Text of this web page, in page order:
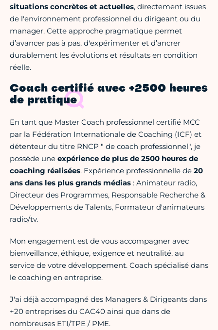
situations concrètes et actuelles, directement issues
de l'environnement professionnel du dirigeant ou du
manager. Cette approche pragmatique permet
d’avancer pas à pas, d'expérimenter et d’ancrer
durablement les évolutions et résultats en condition
réelle.
Coach certifié avec +2500 heures
de pratique
En tant que Master Coach professionnel certifié MCC
par la Fédération Internationale de Coaching (ICF) et
détenteur du titre RNCP " de coach professionnel", je
possède une expérience de plus de 2500 heures de
coaching réalisées. Expérience professionnelle de 20
ans dans les plus grands médias : Animateur radio,
Directeur des Programmes, Responsable Recherche &
Développements de Talents, Formateur d'animateurs
radio/tv.
Mon engagement est de vous accompagner avec
bienveillance, éthique, exigence et neutralité, au
service de votre développement. Coach spécialisé dans
le coaching en entreprise.
J'ai déjà accompagné des Managers & Dirigeants dans
+20 entreprises du CAC40 ainsi que dans de
nombreuses ETI/TPE / PME.